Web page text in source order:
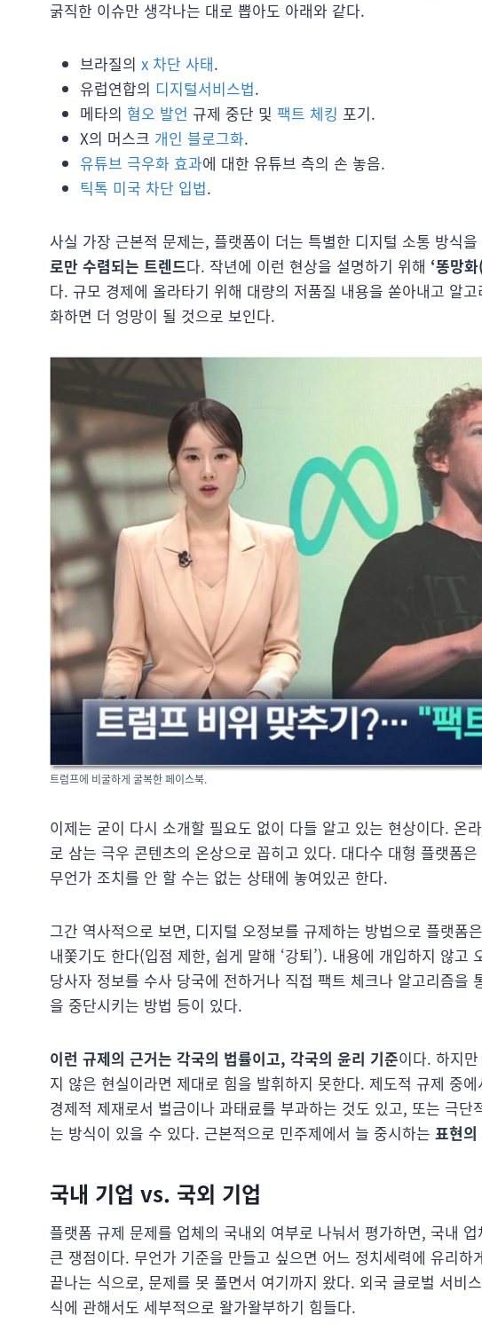
굵직한 이슈만 생각나는 대로 뽑아도 아래와 같다.
브라질의 x 차단 사태.
유럽연합의 디지털서비스법.
메타의 혐오 발언 규제 중단 및 팩트 체킹 포기.
X의 머스크 개인 블로그화.
유튜브 극우화 효과에 대한 유튜브 측의 손 놓음.
틱톡 미국 차단 입법.
사실 가장 근본적 문제는, 플랫폼이 더는 특별한 디지털 소통 방식
로만 수렴되는 트렌드다. 작년에 이런 현상을 설명하기 위해 ‘똥망
다. 규모 경제에 올라타기 위해 대량의 저품질 내용을 쏟아내고 알
화하면 더 엉망이 될 것으로 보인다.
트럼프에 비굴하게 굴복한 페이스북.
이제는 굳이 다시 소개할 필요도 없이 다들 알고 있는 현상이다. 온
로 삼는 극우 콘텐츠의 온상으로 꼽히고 있다. 대다수 대형 플랫폼
무언가 조치를 안 할 수는 없는 상태에 놓여있곤 한다.
그간 역사적으로 보면, 디지털 오정보를 규제하는 방법으로 플랫폼
내쫓기도 한다(입점 제한, 쉽게 말해 ‘강퇴’). 내용에 개입하지 않고
당사자 정보를 수사 당국에 전하거나 직접 팩트 체크나 알고리즘을
을 중단시키는 방법 등이 있다.
이런 규제의 근거는 각국의 법률이고, 각국의 윤리 기준이다. 하지
지 않은 현실이라면 제대로 힘을 발휘하지 못한다. 제도적 규제 중
경제적 제재로서 벌금이나 과태료를 부과하는 것도 있고, 또는 극
는 방식이 있을 수 있다. 근본적으로 민주제에서 늘 중시하는 표현
국내 기업 vs. 국외 기업
플랫폼 규제 문제를 업체의 국내외 여부로 나눠서 평가하면, 국내
큰 쟁점이다. 무언가 기준을 만들고 싶으면 어느 정치세력에 유리
끝나는 식으로, 문제를 못 풀면서 여기까지 왔다. 외국 글로벌 서비
식에 관해서도 세부적으로 왈가왈부하기 힘들다.